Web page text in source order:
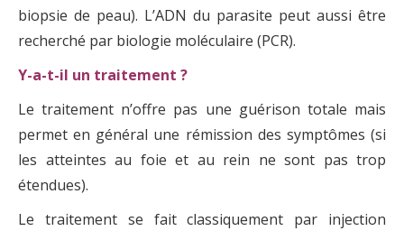
biopsie de peau). L’ADN du parasite peut aussi être
recherché par biologie moléculaire (PCR).
Y-a-t-il un traitement ?
Le traitement n’offre pas une guérison totale mais
permet en général une rémission des symptômes (si
les atteintes au foie et au rein ne sont pas trop
étendues).
Le traitement se fait classiquement par injection